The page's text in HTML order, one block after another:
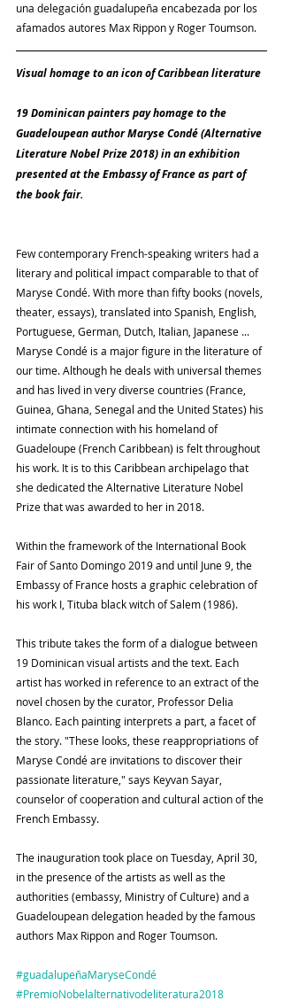
una delegación guadalupeña encabezada por los
afamados autores Max Rippon y Roger Toumson.
Visual homage to an icon of Caribbean literature
19 Dominican painters pay homage to the
Guadeloupean author Maryse Condé (Alternative
Literature Nobel Prize 2018) in an exhibition
presented at the Embassy of France as part of
the book fair.
Few contemporary French-speaking writers had a
literary and political impact comparable to that of
Maryse Condé. With more than fifty books (novels,
theater, essays), translated into Spanish, English,
Portuguese, German, Dutch, Italian, Japanese ...
Maryse Condé is a major figure in the literature of
our time. Although he deals with universal themes
and has lived in very diverse countries (France,
Guinea, Ghana, Senegal and the United States) his
intimate connection with his homeland of
Guadeloupe (French Caribbean) is felt throughout
his work. It is to this Caribbean archipelago that
she dedicated the Alternative Literature Nobel
Prize that was awarded to her in 2018.
Within the framework of the International Book
Fair of Santo Domingo 2019 and until June 9, the
Embassy of France hosts a graphic celebration of
his work I, Tituba black witch of Salem (1986).
This tribute takes the form of a dialogue between
19 Dominican visual artists and the text. Each
artist has worked in reference to an extract of the
novel chosen by the curator, Professor Delia
Blanco. Each painting interprets a part, a facet of
the story. "These looks, these reappropriations of
Maryse Condé are invitations to discover their
passionate literature," says Keyvan Sayar,
counselor of cooperation and cultural action of the
French Embassy.
The inauguration took place on Tuesday, April 30,
in the presence of the artists as well as the
authorities (embassy, ​​Ministry of Culture) and a
Guadeloupean delegation headed by the famous
authors Max Rippon and Roger Toumson.
#guadalupeñaMaryseCondé
#PremioNobelalternativodeliteratura2018